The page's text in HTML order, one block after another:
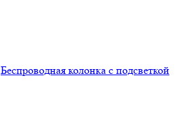
Беспроводная колонка с подсветкой